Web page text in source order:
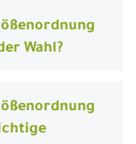
Wahl?